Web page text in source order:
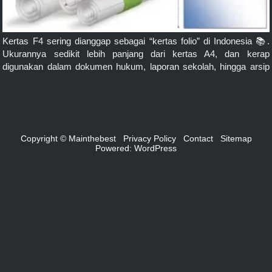
Kertas F4 sering dianggap sebagai “kertas folio” di Indonesia 📚.
Ukurannya sedikit lebih panjang dari kertas A4, dan kerap
digunakan dalam dokumen hukum, laporan sekolah, hingga arsip
Copyright © Mainthebest Privacy Policy Contact
Sitemap
Powered: WordPress